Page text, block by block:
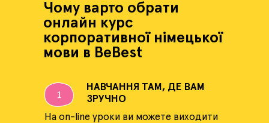
НАВЧАННЯ ТАМ, ДЕ ВАМ
ЗРУЧНО
На on-line уроки ви можете виходити
Чому варто обрати
онлайн курс
корпоративної німецької
мови в BeBest